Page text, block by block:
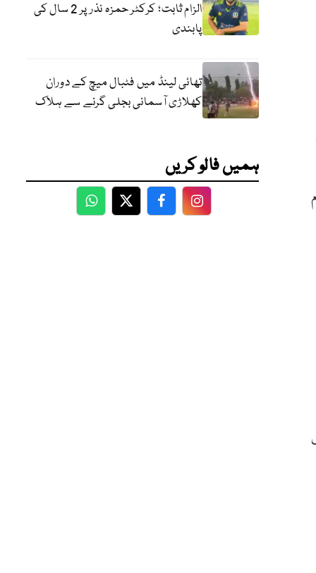
الزام ثابت؛ کرکٹر حمزہ نذر پر 2 سال کی
پابندی
تھائی لینڈ میں فٹبال میچ کے دوران
کھلاڑی آسمانی بجلی گرنے سے ہلاک
ہمیں فالو کریں
WhatsApp
TwitterFacebookFacebook